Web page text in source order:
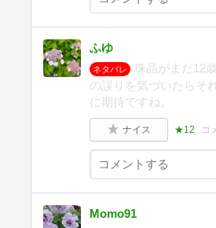
ふゆ
ネタバレ
珠晶がまだ12
の誤りを気づいたらそ
に期待ですね。
ナイス ★12 コ
Momo91